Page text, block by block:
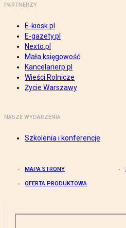
PARTNERZY
E-kiosk.pl
E-gazety.pl
Nexto.pl
Mała księgowość
Kancelarierp.pl
Wieści Rolnicze
Życie Warszawy
NASZE WYDARZENIA
Szkolenia i konferencje
MAPA STRONY
OFERTA PRODUKTOWA